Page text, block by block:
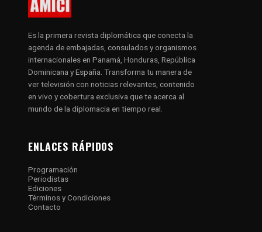
Es la primera revista diplomática que conecta la
agenda de embajadas, consulados y organismos
internacionales en Panamá, Honduras, República
Dominicana y España. Transforma tu manera de
ver televisión con noticias relevantes, contenido
en vivo y cobertura exclusiva que te acerca al
mundo de la diplomacia en tiempo real.
ENLACES RÁPIDOS
Programación
Periodistas
Ediciones
Términos y Condiciones
Contacto